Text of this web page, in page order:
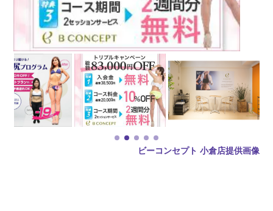
ビーコンセプト 小倉店提供画像